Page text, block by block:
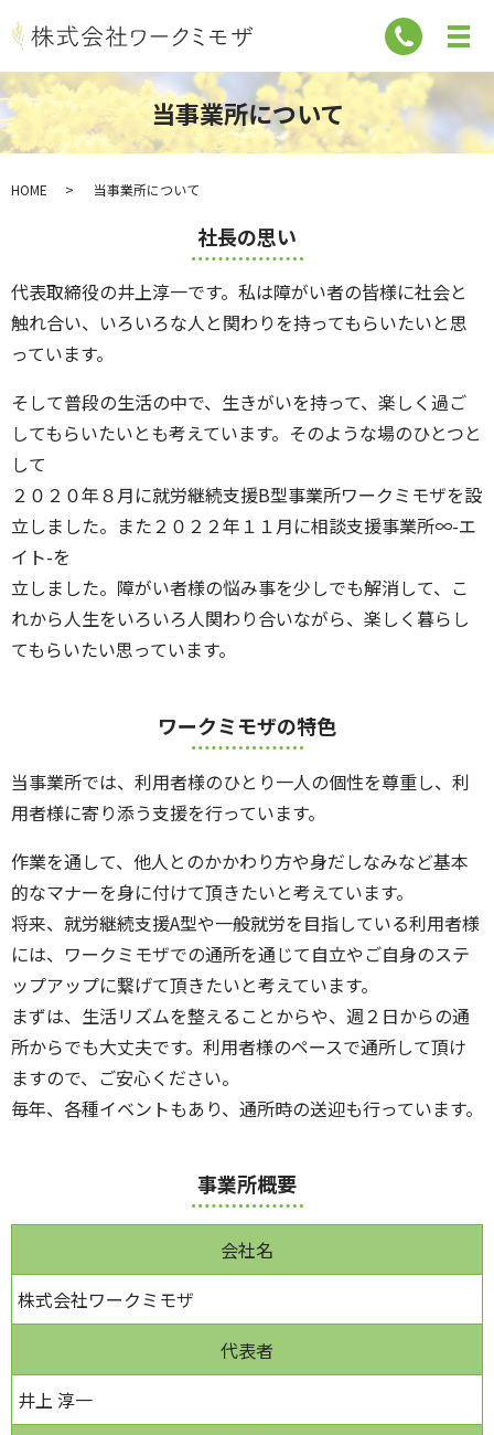
当事業所について
HOME 当事業所について
社長の思い
代表取締役の井上淳一です。私は障がい者の皆様に社会と
触れ合い、いろいろな人と関わりを持ってもらいたいと思
っています。
そして普段の生活の中で、生きがいを持って、楽しく過ご
してもらいたいとも考えています。そのような場のひとつと
して
２０２０年８月に就労継続支援B型事業所ワークミモザを設
立しました。また２０２２年１１月に相談支援事業所∞-エ
イト-を
立しました。障がい者様の悩み事を少しでも解消して、こ
れから人生をいろいろ人関わり合いながら、楽しく暮らし
てもらいたい思っています。
ワークミモザの特色
当事業所では、利用者様のひとり一人の個性を尊重し、利
用者様に寄り添う支援を行っています。
作業を通して、他人とのかかわり方や身だしなみなど基本
的なマナーを身に付けて頂きたいと考えています。
将来、就労継続支援A型や一般就労を目指している利用者様
には、ワークミモザでの通所を通じて自立やご自身のステ
ップアップに繋げて頂きたいと考えています。
まずは、生活リズムを整えることからや、週２日からの通
所からでも大丈夫です。利用者様のペースで通所して頂け
ますので、ご安心ください。
毎年、各種イベントもあり、通所時の送迎も行っています。
事業所概要
会社名
株式会社ワークミモザ
代表者
井上 淳一